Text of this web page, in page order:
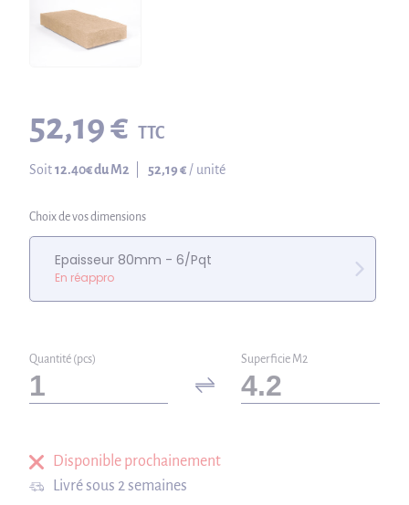
52,19 € TTC
Soit12.40€ du M2 52,19 € / unité
Choix de vos dimensions
Epaisseur 80mm - 6/Pqt
En réappro
Quantité (pcs) Superficie M2
Disponible prochainement
Livré sous 2 semaines